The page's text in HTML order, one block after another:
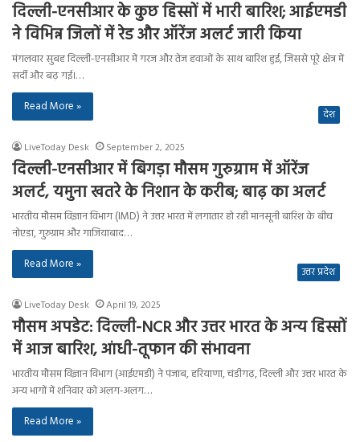
दिल्ली-एनसीआर के कुछ हिस्सों में भारी बारिश; आईएमडी
ने विभिन्न जिलों में रेड और ऑरेंज अलर्ट जारी किया
मंगलवार सुबह दिल्ली-एनसीआर में गरज और तेज हवाओं के साथ बारिश हुई, जिससे पूरे क्षेत्र में
सर्दी और बढ़ गई।…
Read More »
देश
LiveToday Desk September 2, 2025
दिल्ली-एनसीआर में बिगड़ा मौसम गुरुग्राम में ऑरेंज
अलर्ट, यमुना खतरे के निशान के करीब; बाढ़ का अलर्ट
भारतीय मौसम विज्ञान विभाग (IMD) ने उत्तर भारत में लगातार हो रही मानसूनी बारिश के बीच
नोएडा, गुरुग्राम और गाजियाबाद…
Read More »
उत्तर प्रदेश
LiveToday Desk April 19, 2025
मौसम अपडेट: दिल्ली-NCR और उत्तर भारत के अन्य हिस्सों
में आज बारिश, आंधी-तूफान की संभावना
भारतीय मौसम विज्ञान विभाग (आईएमडी) ने पंजाब, हरियाणा, चंडीगढ़, दिल्ली और उत्तर भारत के
अन्य भागों में शनिवार को अलग-अलग…
Read More »